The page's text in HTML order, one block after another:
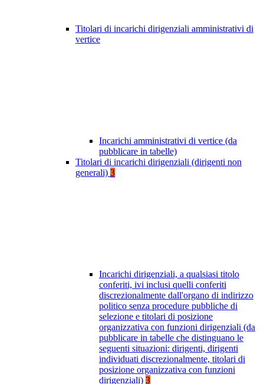
Titolari di incarichi dirigenziali amministrativi di
vertice
Incarichi amministrativi di vertice (da
pubblicare in tabelle)
Titolari di incarichi dirigenziali (dirigenti non
generali) 3
Incarichi dirigenziali, a qualsiasi titolo
conferiti, ivi inclusi quelli conferiti
discrezionalmente dall'organo di indirizzo
politico senza procedure pubbliche di
selezione e titolari di posizione
organizzativa con funzioni dirigenziali (da
pubblicare in tabelle che distinguano le
seguenti situazioni: dirigenti, dirigenti
individuati discrezionalmente, titolari di
posizione organizzativa con funzioni
dirigenziali) 3